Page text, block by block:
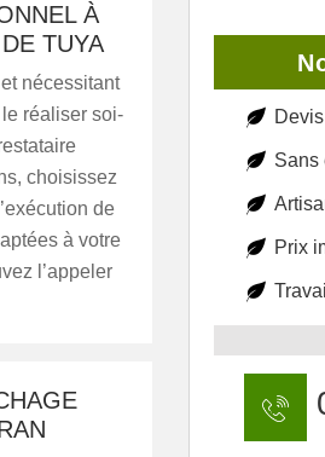
À
TUYA
nécessitant
réaliser soi-
choisissez
de
à votre
l’appeler
Sans
Prix